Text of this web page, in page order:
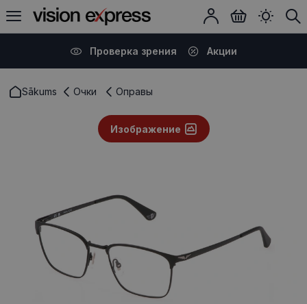
Проверка зрения Акции
Sākums Очки Оправы
Изображение